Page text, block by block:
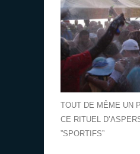
TOUT DE MÊME UN
CE RITUEL
”SPORTIFS”